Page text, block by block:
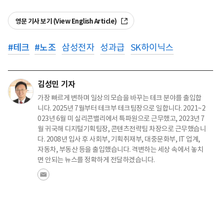
영문 기사 보기 (View English Article)
#테크 #노조 삼성전자 성과급 SK하이닉스
김성민 기자
가장 빠르게 변하며 일상의 모습을 바꾸는 테크 분야를 출입합
니다. 2025년 7월부터 테크부 테크팀장으로 일합니다. 2021~2
023년 6월 미 실리콘밸리에서 특파원으로 근무했고, 2023년 7
월 귀국해 디지털기획팀장, 콘텐츠전략팀 차장으로 근무했습니
다. 2008년 입사 후 사회부, 기획취재부, 대중문화부, IT 업계,
자동차, 부동산 등을 출입했습니다. 격변하는 세상 속에서 놓치
면 안되는 뉴스를 정확하게 전달하겠습니다.